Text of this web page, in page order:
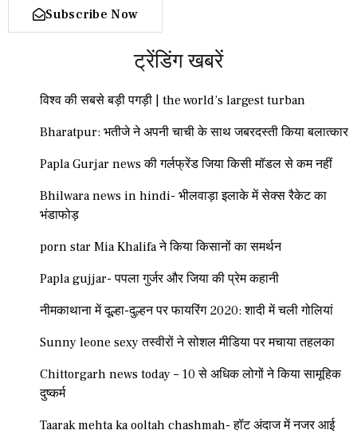
Subscribe Now
ट्रेंडिंग खबरें
विश्व की सबसे बड़ी पगड़ी | the world’s largest turban
Bharatpur: भतीजे ने अपनी चाची के साथ जबरदस्ती किया बलात्कार
Papla Gurjar news की गर्लफ्रेंड जिया किसी मॉडल से कम नहीं
Bhilwara news in hindi- भीलवाड़ा इलाके में सेक्स रैकेट का
भंडाफोड़
porn star Mia Khalifa ने किया किसानों का समर्थन
Papla gujjar- पपला गुर्जर और जिया की प्रेम कहानी
नीमकाथाना में दूल्हा-दुल्हन पर फायरिंग 2020: शादी में चली गोलियां
Sunny leone sexy तस्वीरों ने सोशल मीडिया पर मचाया तहलका
Chittorgarh news today – 10 से अधिक लोगों ने किया सामूहिक
दुष्कर्म
Taarak mehta ka ooltah chashmah- हॉट अंदाज में नजर आई